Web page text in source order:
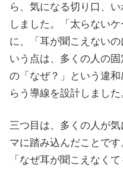
ら、気になる切り口、
しました。「太らない
に、「耳が聞こえない
いう点は、多くの人の
の「なぜ？」という違
らう導線を設計しました
三つ目は、多くの人が
マに踏み込んだことです
「なぜ耳が聞こえなく